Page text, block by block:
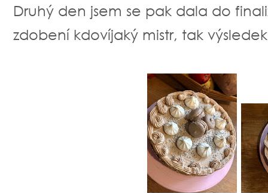
Druhý den jsem se pak dala do
zdobení kdovíjaký mistr, tak